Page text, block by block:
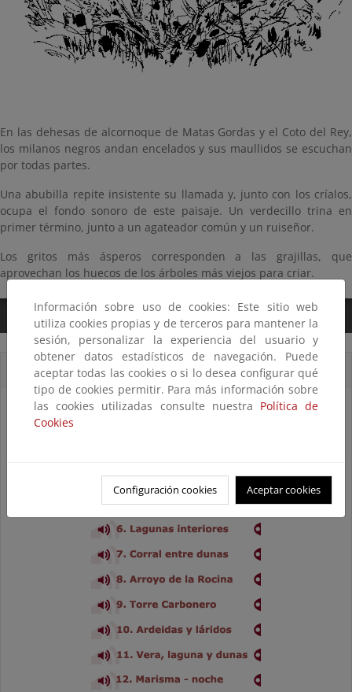
En las dehesas de alcornoque de Matas Gordas y el Coto del Rey,
los milanos negros andan encelados y sus maullidos se escuchan
por todas partes.
Una abubilla repite insistente su llamada y, junto con los críalos,
ocupa el fondo sonoro de este paisaje. Un verdecillo trina en
primer término, junto a un agateador común y un ruiseñor.
Los gritos más ásperos corresponden a las grajillas, que
aprovechan los huecos de los árboles más viejos para criar.
Cortes sonoros
Información sobre uso de cookies: Este sitio web
utiliza cookies propias y de terceros para mantener la
sesión, personalizar la experiencia del usuario y
obtener datos estadísticos de navegación. Puede
aceptar todas las cookies o si lo desea configurar qué
tipo de cookies permitir. Para más información sobre
las cookies utilizadas consulte nuestra Política de
Cookies
Configuración cookies Aceptar cookies